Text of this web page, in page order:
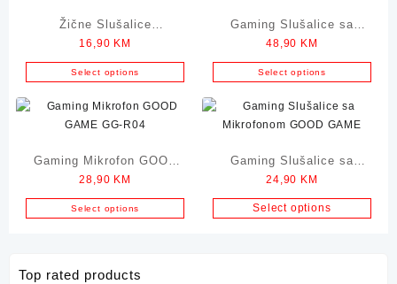
Žične Slušalice
GIGATECH R55
16,90 KM
Select options
Gaming Slušalice sa
Mikrofonom X-TRIKE GH-
509
48,90 KM
Select options
Gaming Mikrofon GOOD
GAME GG-R04
28,90 KM
Select options
Gaming Slušalice sa
Mikrofonom GOOD GAME
24,90 KM
Select options
Top rated products